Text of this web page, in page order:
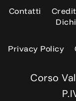
Contatti
Privacy Policy
Corso